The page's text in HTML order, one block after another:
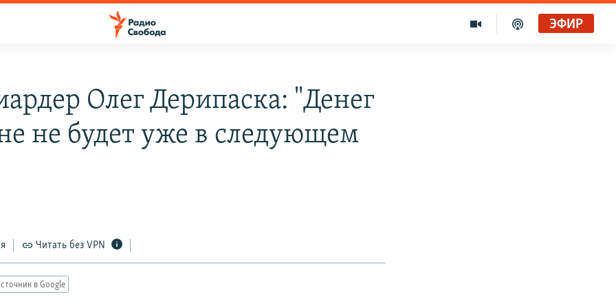
ЭФИР
Олег Дерипаска: "Денег
не будет уже в следующем
Читать без VPN
в Google